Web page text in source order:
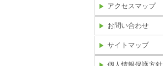
アクセスマップ
お問い合わせ
サイトマップ
個人情報保護方針